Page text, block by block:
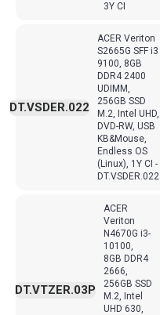
3Y CI
ACER Veriton
S2665G SFF i3
9100, 8GB
DDR4 2400
UDIMM,
256GB SSD
M.2, Intel UHD,
DVD-RW, USB
KB&Mouse,
Endless OS
(Linux), 1Y CI -
DT.VSDER.022
DT.VSDER.022
ACER
Veriton
N4670G i3-
10100,
8GB DDR4
2666,
256GB SSD
M.2, Intel
UHD 630,
DT.VTZER.03P